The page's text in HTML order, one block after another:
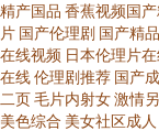
黑料在线 91打屁股
在线看黄专用网站 人
精产国品 香蕉视频国
片 国产伦理剧 国产精
在线视频 日本伦理片
在线伦理剧推荐 国产
二页毛片内射女激情
美色综合 美女社区成人